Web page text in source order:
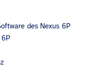
des Nexus 6P